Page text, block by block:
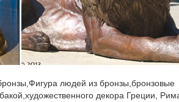
фигуры, которые органично
скульптура ВЕНЕРА МИЛОССКАЯ –
людей из бронзы,бронзовые
декора Греции,